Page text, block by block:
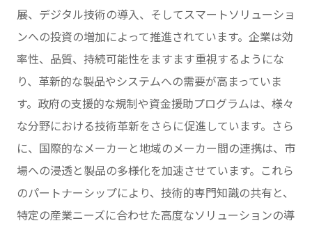
展、デジタル技術の導入、そしてスマートソリューショ
ンへの投資の増加によって推進されています。企業は効
率性、品質、持続可能性をますます重視するようにな
り、革新的な製品やシステムへの需要が高まっていま
す。政府の支援的な規制や資金援助プログラムは、様々
な分野における技術革新をさらに促進しています。さら
に、国際的なメーカーと地域のメーカー間の連携は、市
場への浸透と製品の多様化を加速させています。これら
のパートナーシップにより、技術的専門知識の共有と、
特定の産業ニーズに合わせた高度なソリューションの導